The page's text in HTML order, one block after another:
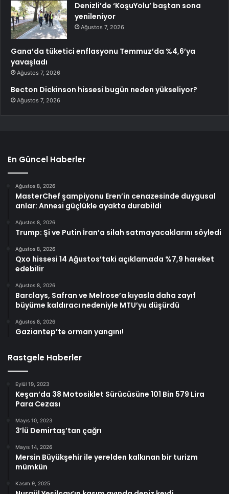
Denizli’de ‘KoşuYolu’ baştan sona
yenileniyor
Ağustos 7, 2026
Gana’da tüketici enflasyonu Temmuz’da %4,6’ya
yavaşladı
Ağustos 7, 2026
Becton Dickinson hissesi bugün neden yükseliyor?
Ağustos 7, 2026
En Güncel Haberler
Ağustos 8, 2026
MasterChef şampiyonu Eren’in cenazesinde duygusal
anlar: Annesi güçlükle ayakta durabildi
Ağustos 8, 2026
Trump: Şi ve Putin İran’a silah satmayacaklarını söyledi
Ağustos 8, 2026
Qxo hissesi 14 Ağustos’taki açıklamada %7,9 hareket
edebilir
Ağustos 8, 2026
Barclays, Safran ve Melrose’a kıyasla daha zayıf
büyüme kaldıracı nedeniyle MTU’yu düşürdü
Ağustos 8, 2026
Gaziantep’te orman yangını!
Rastgele Haberler
Eylül 19, 2023
Keşan’da 38 Motosiklet Sürücüsüne 101 Bin 579 Lira
Para Cezası
Mayıs 10, 2023
3’lü Demirtaş’tan çağrı
Mayıs 14, 2026
Mersin Büyükşehir ile yerelden kalkınan bir turizm
mümkün
Kasım 9, 2025